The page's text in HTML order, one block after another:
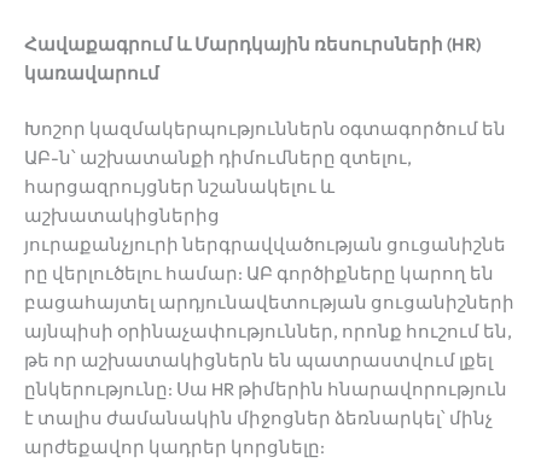
Հավաքագրում և Մարդկային ռեսուրսների (HR)
կառավարում
Խոշոր կազմակերպություններն օգտագործում են
ԱԲ-ն՝ աշխատանքի դիմումները զտելու,
հարցազրույցներ նշանակելու և
աշխատակիցներից
յուրաքանչյուրի ներգրավվածության ցուցանիշնե
րը վերլուծելու համար: ԱԲ գործիքները կարող են
բացահայտել արդյունավետության ցուցանիշների
այնպիսի օրինաչափություններ, որոնք հուշում են,
թե որ աշխատակիցներն են պատրաստվում լքել
ընկերությունը: Սա HR թիմերին հնարավորություն
է տալիս ժամանակին միջոցներ ձեռնարկել՝ մինչ
արժեքավոր կադրեր կորցնելը: